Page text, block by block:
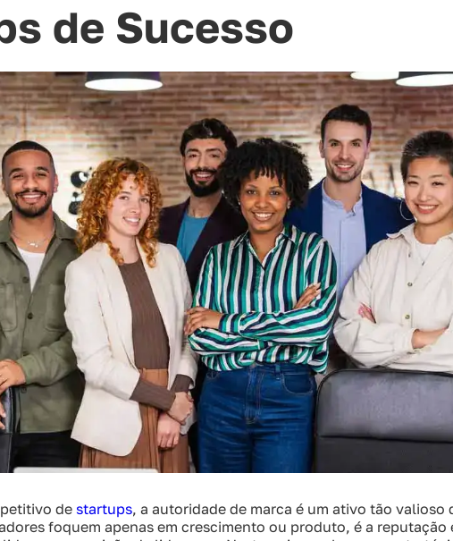
de Sucesso
de startups, a autoridade de marca é um ativo tão
foquem apenas em crescimento ou produto, é a reputação